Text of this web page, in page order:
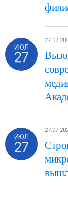
ИЮЛ
27
ИЮЛ
27